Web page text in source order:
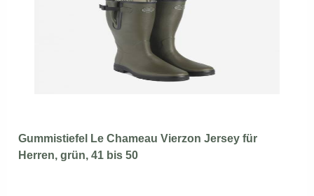
Gummistiefel Le Chameau Vierzon Jersey für
Herren, grün, 41 bis 50